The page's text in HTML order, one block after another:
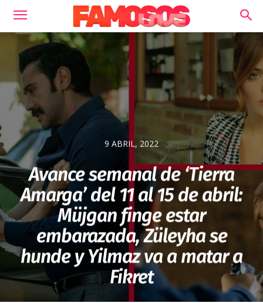
9 ABRIL, 2022
Avance semanal de ‘Tierra
Amarga’ del 11 al 15 de abril:
Müjgan finge estar
embarazada, Züleyha se
hunde y Yilmaz va a matar a
Fikret